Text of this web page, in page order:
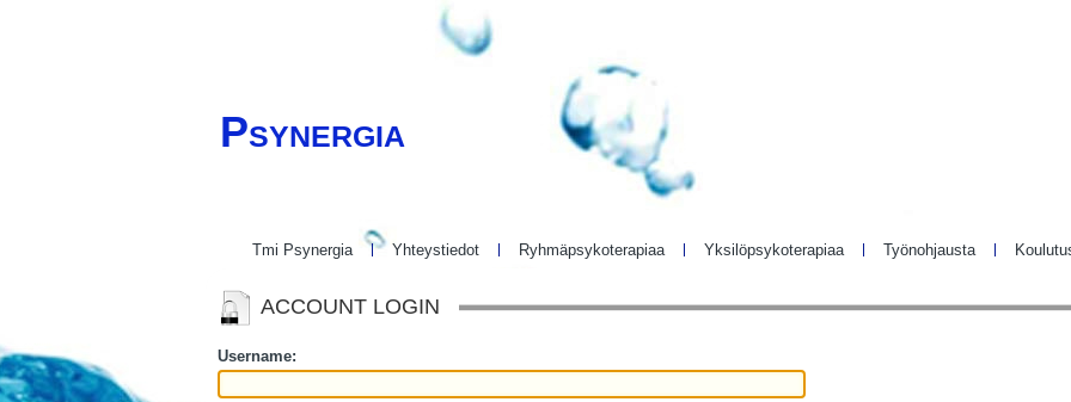
Psynergia
Tmi Psynergia Yhteystiedot Ryhmäpsykoterapiaa Yksilöpsykoterapiaa Työnohjausta
ACCOUNT LOGIN
Username: